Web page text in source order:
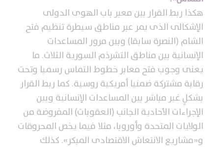
هكذا ربط القرار بين معبر باب الهوى الدولى
الإشكالى الذى يمر عبر مناطق سيطرة تنظيم فتح
الشام (النصرة سابقا) وبين مرور المساعدات
الإنسانية بين مناطق التشرذم السورية الثلاث. ما
يعنى وجوب فتح معابر خطوط التماس رسميا وتحت
رقابة مشتركة ضمنيا أمريكية روسية. كما ربط القرار
بشكلٍ غير مباشر بين المساعدات الإنسانية وبين
الإجراءات الأحادية الجانب (العقوبات) المفروضة من
الولايات المتحدة وأوروبا، مثلا فيما يخص المحروقات
و«مشاريع الانتعاش الاقتصادى المبكر». كذلك